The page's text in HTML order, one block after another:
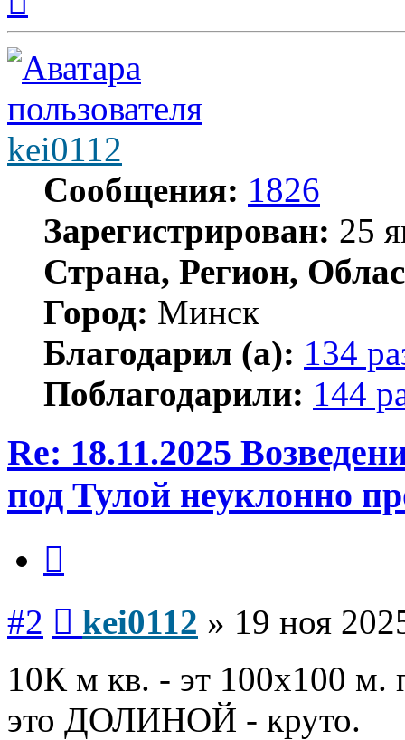
началу
kei0112
Сообщения: 1826
Зарегистрирован: 25
Страна, Регион,
Город: Минск
Благодарил (а): 134
Поблагодарили: 144
Re: 18.11.2025
под Тулой неуклонно
#2 kei0112 » 19 ноя
10К м кв. - эт 100х100 м.
это ДОЛИНОЙ - круто.